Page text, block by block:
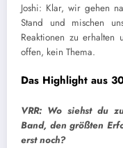
Joshi: Klar, wir gehen
Stand und mischen
Reaktionen zu
offen, kein Thema.
Das Highlight aus
VRR: Wo siehst du
Band, den größten
erst noch?